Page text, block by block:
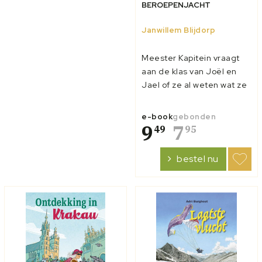
BEROEPENJACHT
Janwillem Blijdorp
Meester Kapitein vraagt
aan de klas van Joël en
Jael of ze al weten wat ze
meeste kinderen uit groep
8 hebben hier nog niet
echt over nagedacht.
Daarom besluit meester
Kapitein om de klas kennis
te laten maken met
verschillend...
e-book
9 49
gebonden
7 95
bestel nu